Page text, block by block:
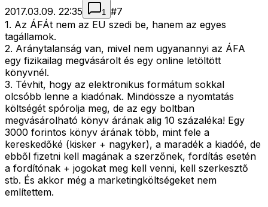
2017.03.09. 22:35
1 #7
1. Az ÁFÁt nem az EU szedi be, hanem az egyes
tagállamok.
2. Aránytalanság van, mivel nem ugyanannyi az ÁFA
egy fizikailag megvásárolt és egy online letöltött
könyvnél.
3. Tévhit, hogy az elektronikus formátum sokkal
olcsóbb lenne a kiadónak. Mindössze a nyomtatás
költségét spórolja meg, de az egy boltban
megvásárolható könyv árának alig 10 százaléka! Egy
3000 forintos könyv árának több, mint fele a
kereskedőké (kisker + nagyker), a maradék a kiadóé, de
ebből fizetni kell magának a szerzőnek, fordítás esetén
a fordítónak + jogokat meg kell venni, kell szerkesztő
stb. És akkor még a marketingköltségeket nem
említettem.